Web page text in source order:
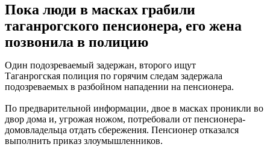
Пока люди в масках грабили
таганрогского пенсионера, его жена
позвонила в полицию
Один подозреваемый задержан, второго ищут
Таганрогская полиция по горячим следам задержала
подозреваемых в разбойном нападении на пенсионера.
По предварительной информации, двое в масках проникли во
двор дома и, угрожая ножом, потребовали от пенсионера-
домовладельца отдать сбережения. Пенсионер отказался
выполнить приказ злоумышленников.